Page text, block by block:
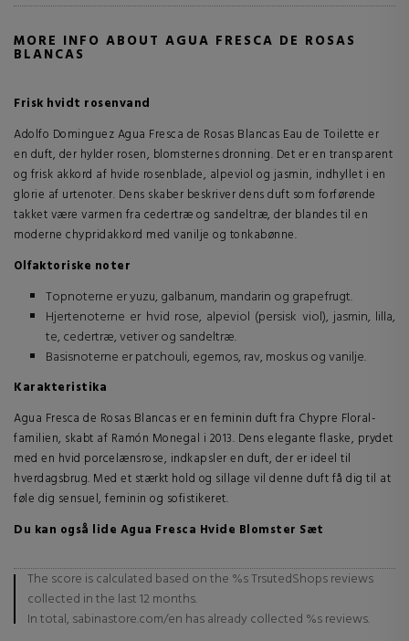
MORE INFO ABOUT AGUA FRESCA DE ROSAS
BLANCAS
Frisk hvidt rosenvand
Adolfo Dominguez Agua Fresca de Rosas Blancas Eau de Toilette er
en duft, der hylder rosen, blomsternes dronning. Det er en transparent
og frisk akkord af hvide rosenblade, alpeviol og jasmin, indhyllet i en
glorie af urtenoter. Dens skaber beskriver dens duft som forførende
takket være varmen fra cedertræ og sandeltræ, der blandes til en
moderne chypridakkord med vanilje og tonkabønne.
Olfaktoriske noter
Topnoterne er yuzu, galbanum, mandarin og grapefrugt.
Hjertenoterne er hvid rose, alpeviol (persisk viol), jasmin, lilla,
te, cedertræ, vetiver og sandeltræ.
Basisnoterne er patchouli, egemos, rav, moskus og vanilje.
Karakteristika
Agua Fresca de Rosas Blancas er en feminin duft fra Chypre Floral-
familien, skabt af Ramón Monegal i 2013. Dens elegante flaske, prydet
med en hvid porcelænsrose, indkapsler en duft, der er ideel til
hverdagsbrug. Med et stærkt hold og sillage vil denne duft få dig til at
føle dig sensuel, feminin og sofistikeret.
Du kan også lide Agua Fresca Hvide Blomster Sæt
The score is calculated based on the %s TrsutedShops reviews
collected in the last 12 months.
In total, sabinastore.com/en has already collected %s reviews.